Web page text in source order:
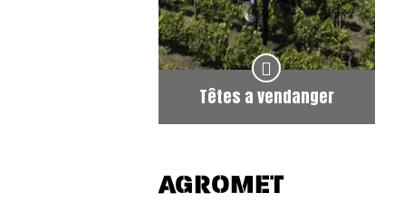
Têtes a vendanger
AGROMET